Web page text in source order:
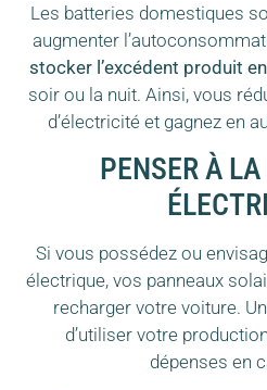
Les batteries domestiques
augmenter
stocker l’excédent produit
soir ou la nuit. Ainsi, vous
d’électricité et gagnez en
PENSER À
Si vous possédez ou
électrique, vos panneaux
recharger votre voiture.
d’utiliser votre
dépenses en